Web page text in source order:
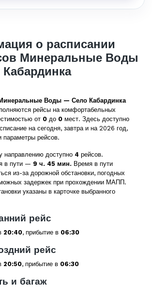
о расписании
Минеральные Воды
Воды — Село Кабардинка
рейсы на комфортабельных
от 0 до 0 мест. Здесь доступно
на сегодня, завтра и на 2026 год,
параметры рейсов.
направлению доступно 4 рейсов.
в пути — 9 ч. 45 мин. Время в пути
из-за дорожной обстановки, погодных
задержек при прохождении МАПП.
указаны в карточке выбранного
рейс
20:40, прибытие в 06:30
рейс
20:50, прибытие в 06:30
и багаж